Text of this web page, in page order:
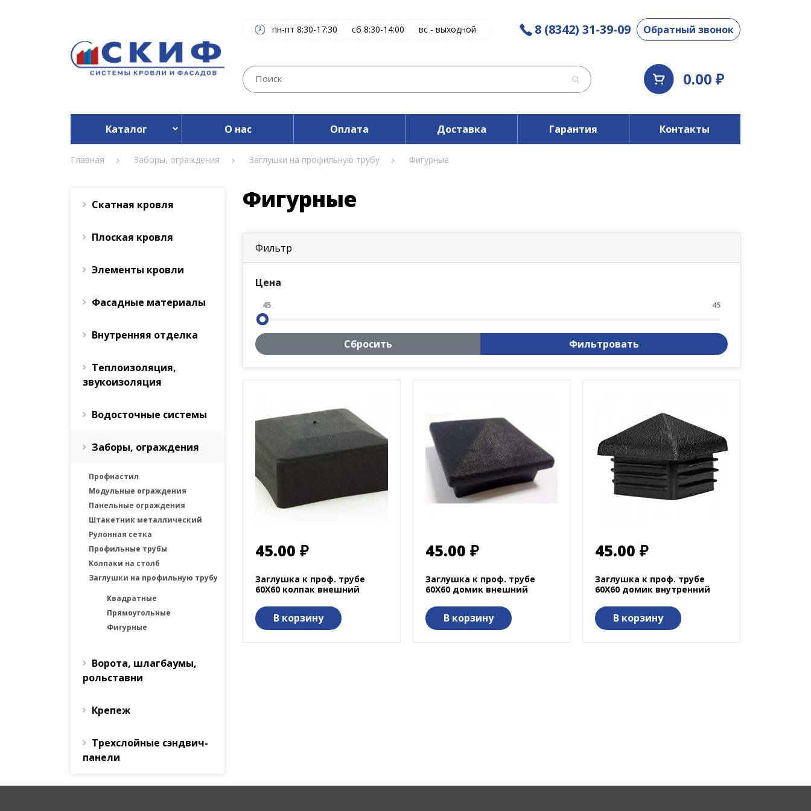
пн-пт 8:30-17:30 сб 8:30-14:00 вс - выходной 8 (8342) 31-39-09 Обратный звонок
0.00 ₽
Каталог О нас Оплата Доставка Гарантия Контакты
Главная Заборы, ограждения Заглушки на профильную трубу Фигурные
Скатная кровля
Плоская кровля
Элементы кровли
Фасадные материалы
Внутренняя отделка
Теплоизоляция,
звукоизоляция
Водосточные системы
Заборы, ограждения
Профнастил
Модульные ограждения
Панельные ограждения
Штакетник металлический
Рулонная сетка
Профильные трубы
Колпаки на столб
Заглушки на профильную трубу
Квадратные
Прямоугольные
Фигурные
Ворота, шлагбаумы,
рольставни
Крепеж
Трехслойные сэндвич-
панели
Фигурные
Фильтр
Цена
45 45
Сбросить Фильтровать
45.00 ₽
Заглушка к проф. трубе
60Х60 колпак внешний
В корзину
45.00 ₽
Заглушка к проф. трубе
60Х60 домик внешний
В корзину
45.00 ₽
Заглушка к проф. трубе
60Х60 домик внутренний
В корзину